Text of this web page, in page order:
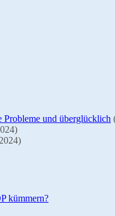
Probleme und überglücklich
kümmern?